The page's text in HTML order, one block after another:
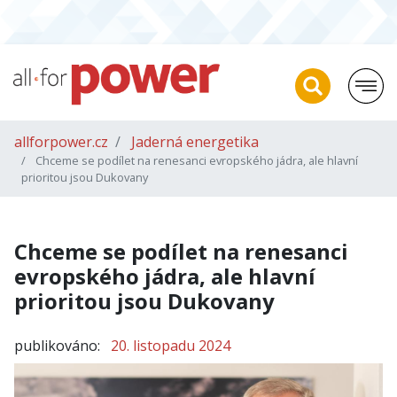
allforpower.cz Jaderná energetika
Chceme se podílet na renesanci evropského jádra, ale hlavní
prioritou jsou Dukovany
Chceme se podílet na renesanci
evropského jádra, ale hlavní
prioritou jsou Dukovany
publikováno: 20. listopadu 2024